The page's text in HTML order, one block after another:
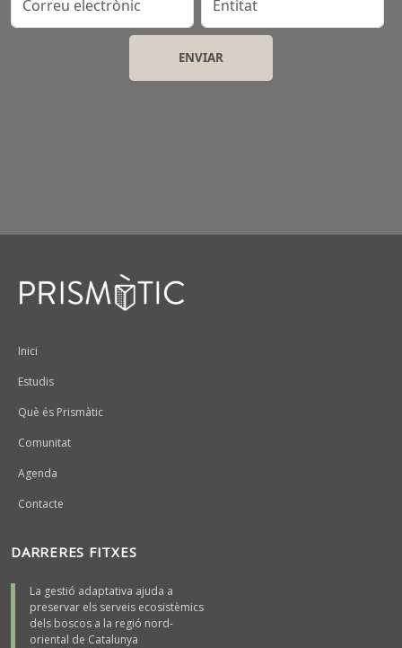
Peu
Inici
Estudis
Què és Prismàtic
Comunitat
Agenda
Contacte
DARRERES FITXES
La gestió adaptativa ajuda a
preservar els serveis ecosistèmics
dels boscos a la regió nord-
oriental de Catalunya